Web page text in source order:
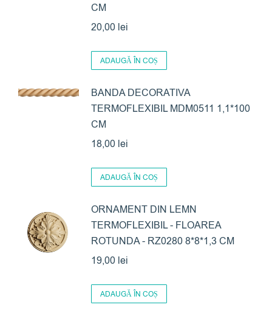
CM
20,00 lei
ADAUGĂ ÎN COȘ
BANDA DECORATIVA
TERMOFLEXIBIL MDM0511 1,1*100
CM
18,00 lei
ADAUGĂ ÎN COȘ
ORNAMENT DIN LEMN
TERMOFLEXIBIL - FLOAREA
ROTUNDA - RZ0280 8*8*1,3 CM
19,00 lei
ADAUGĂ ÎN COȘ